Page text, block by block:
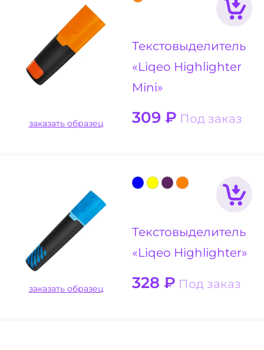
Текстовыделитель
«Liqeo Highlighter
Mini»
309 ₽ Под заказ
заказать образец
Текстовыделитель
«Liqeo Highlighter»
328 ₽ Под заказ
заказать образец